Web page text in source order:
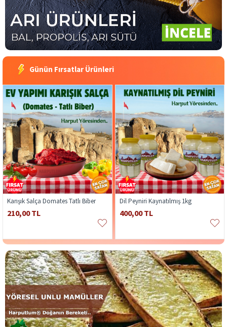
Günün Fırsatlar Ürünleri
Karışık Salça Domates Tatlı Biber
210,00 TL
Dil Peyniri Kaynatılmış 1kg
400,00 TL